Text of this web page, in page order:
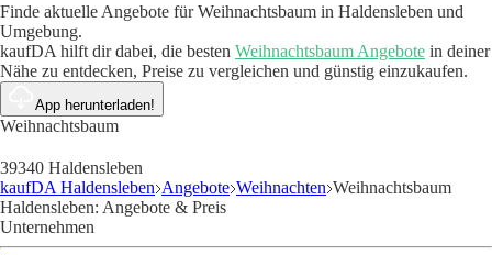
Finde aktuelle Angebote für Weihnachtsbaum in Haldensleben und
Umgebung.
kaufDA hilft dir dabei, die besten Weihnachtsbaum Angebote in deiner
Nähe zu entdecken, Preise zu vergleichen und günstig einzukaufen.
App herunterladen!
Weihnachtsbaum
39340 Haldensleben
kaufDA Haldensleben Angebote Weihnachten Weihnachtsbaum
Haldensleben: Angebote & Preis
Unternehmen